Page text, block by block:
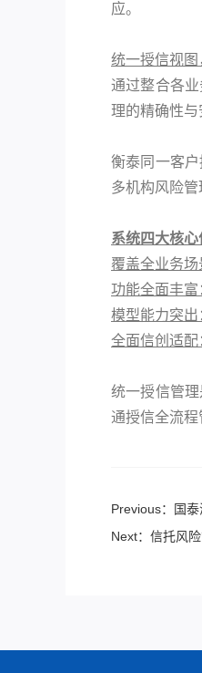
应。
统一授信视
通过整合各
理的精确性与
衡泰同一客
多机构风险管
系统四大核心
覆盖全业务场
功能全面丰富
模型能力突出
全面信创适配
统一授信管
通授信全流程
Previous：国
Next：信托风